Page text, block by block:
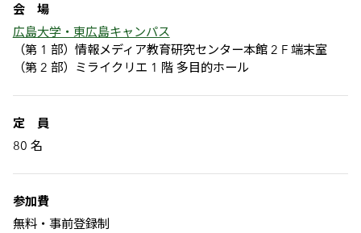
会 場
広島大学・東広島キャンパス
（第 1 部）情報メディア教育研究センター本館 2 F 端末室
（第 2 部）ミライクリエ 1 階 多目的ホール
定 員
80 名
参加費
無料・事前登録制